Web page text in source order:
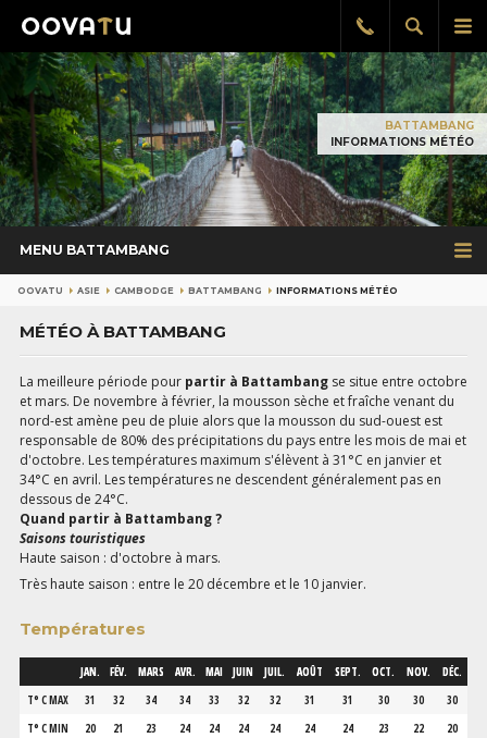
le
Afficher
la
Rappel
gratuit
BATTAMBANG
INFORMATIONS MÉTÉO
MENU BATTAMBANG
OOVATU ASIE CAMBODGE BATTAMBANG INFORMATIONS MÉTÉO
MÉTÉO À BATTAMBANG
La meilleure période pour partir à Battambang se situe entre octobre
et mars. De novembre à février, la mousson sèche et fraîche venant du
nord-est amène peu de pluie alors que la mousson du sud-ouest est
responsable de 80% des précipitations du pays entre les mois de mai et
d'octobre. Les températures maximum s'élèvent à 31°C en janvier et
34°C en avril. Les températures ne descendent généralement pas en
dessous de 24°C.
Quand partir à Battambang ?
Saisons touristiques
Haute saison : d'octobre à mars.
Très haute saison : entre le 20 décembre et le 10 janvier.
Températures
JAN. FÉV. MARS AVR. MAI JUIN JUIL. AOÛT SEPT. OCT. NOV.
DÉC.
T° C MAX
31 32 34 34 33 32 32 31 31 30 30
30
T° C MIN
20 21 23 24 24 24 24 24 24 23 22 20